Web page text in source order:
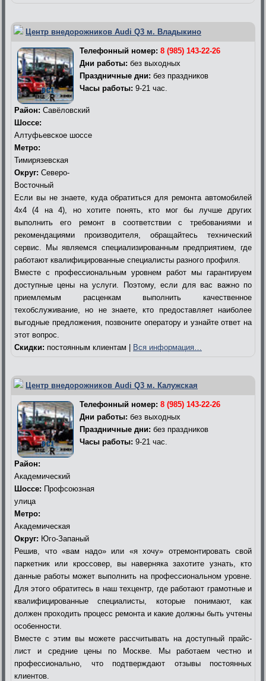
Центр внедорожников Audi Q3 м. Владыкино
Телефонный номер: 8 (985) 143-22-26
Дни работы: без выходных
Праздничные дни: без праздников
Часы работы: 9-21 час.
Район: Савёловский
Шоссе:
Алтуфьевское шоссе
Метро:
Тимирязевская
Округ: Северо-
Восточный
Если вы не знаете, куда обратиться для ремонта автомобилей
4х4 (4 на 4), но хотите понять, кто мог бы лучше других
выполнить его ремонт в соответствии с требованиями и
рекомендациями производителя, обращайтесь технический
сервис. Мы являемся специализированным предприятием, где
работают квалифицированные специалисты разного профиля.
Вместе с профессиональным уровнем работ мы гарантируем
доступные цены на услуги. Поэтому, если для вас важно по
приемлемым расценкам выполнить качественное
техобслуживание, но не знаете, кто предоставляет наиболее
выгодные предложения, позвоните оператору и узнайте ответ на
этот вопрос.
Скидки: постоянным клиентам | Вся информация…
Центр внедорожников Audi Q3 м. Калужская
Телефонный номер: 8 (985) 143-22-26
Дни работы: без выходных
Праздничные дни: без праздников
Часы работы: 9-21 час.
Район:
Академический
Шоссе: Профсоюзная
улица
Метро:
Академическая
Округ: Юго-Запаный
Решив, что «вам надо» или «я хочу» отремонтировать свой
паркетник или кроссовер, вы наверняка захотите узнать, кто
данные работы может выполнить на профессиональном уровне.
Для этого обратитесь в наш техцентр, где работают грамотные и
квалифицированные специалисты, которые понимают, как
должен проходить процесс ремонта и какие должны быть учтены
особенности.
Вместе с этим вы можете рассчитывать на доступный прайс-
лист и средние цены по Москве. Мы работаем честно и
профессионально, что подтверждают отзывы постоянных
клиентов.